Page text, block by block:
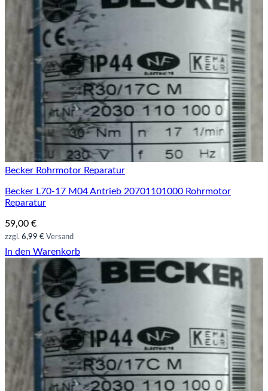
Becker Rohrmotor Reparatur
Becker L70-17 M04 Antrieb 20701101000 Rohrmotor
Reparatur
59,00 €
zzgl. 6,99 € Versand
In den Warenkorb